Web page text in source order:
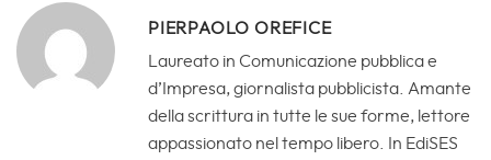
PIERPAOLO OREFICE
Laureato in Comunicazione pubblica e
d’Impresa, giornalista pubblicista. Amante
della scrittura in tutte le sue forme, lettore
appassionato nel tempo libero. In EdiSES